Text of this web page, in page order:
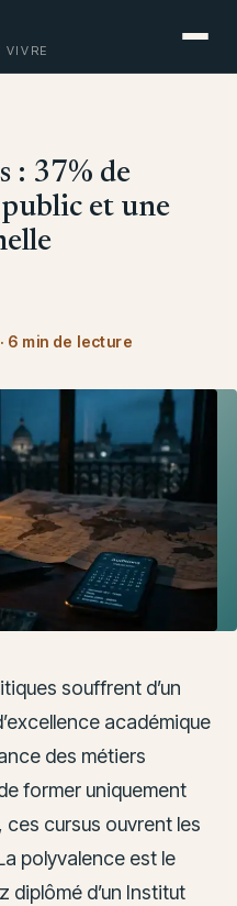
VIVRE
: 37% de
public et une
· 6 min de lecture
souffrent d’un
académique
des métiers
former uniquement
ces cursus ouvrent les
polyvalence est le
diplômé d’un Institut